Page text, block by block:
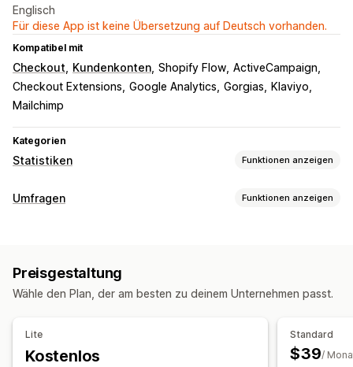
Englisch
Für diese App ist keine Übersetzung auf Deutsch vorhanden.
Kompatibel mit
Checkout Kundenkonten Shopify Flow ActiveCampaign
Checkout Extensions Google Analytics Gorgias
Klaviyo
Mailchimp
Kategorien
Statistiken Funktionen anzeigen
Kundenverhalten
Marketing und Vertrieb
KI-Einblicke
Kaufverfolgung Abgebrochener Warenkorb
Analyse-Dashboard
Benutzerdefinierte Dashboards
Benutzerdefinierte Berichte
Umfragen Funktionen anzeigen
Drag-&-Drop-Editor
Datei-Upload Vorlagen Mehrere Seiten Popups
Preisgestaltung
Wähle den Plan, der am besten zu deinem Unternehmen passt.
Lite
Kostenlos
Standard
$39/